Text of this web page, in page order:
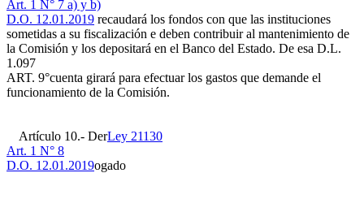
Art. 1 N° 7 a) y b)
D.O. 12.01.2019 recaudará los fondos con que las instituciones
sometidas a su fiscalización e deben contribuir al mantenimiento de
la Comisión y los depositará en el Banco del Estado. De esa D.L.
1.097
ART. 9°cuenta girará para efectuar los gastos que demande el
funcionamiento de la Comisión.
Artículo 10.- DerLey 21130
Art. 1 N° 8
D.O. 12.01.2019ogado